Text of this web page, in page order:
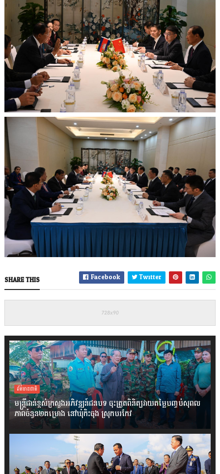
SHARE THIS Facebook Twitter
ព័ត៌មានជាតិ
មន្ត្រីជាន់ខ្ពស់ក្រសួងអភិវឌ្ឍន៍ជនបទ ចុះត្រួតពិនិត្យវាយតម្លៃបញ្ចប់សុពល
ភាពចំនួន២គម្រោង នៅឃុំកិះចុង ស្រុកបរកែវ